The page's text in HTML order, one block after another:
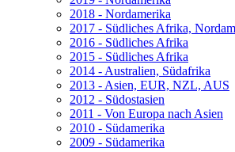
2018 - Nordamerika
2017 - Südliches Afrika,
2016 - Südliches Afrika
2015 - Südliches Afrika
2014 - Australien, Südafrika
2013 - Asien, EUR, NZL, AUS
2012 - Südostasien
2011 - Von Europa nach Asien
2010 - Südamerika
2009 - Südamerika